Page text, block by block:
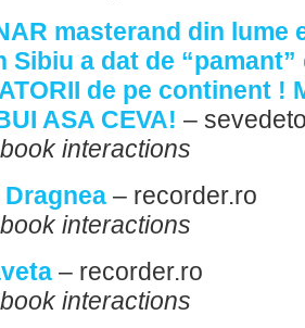
masterand din lume
Sibiu a dat de
de pe continent !
ASA CEVA! –
interactions
– recorder.ro
interactions
– recorder.ro
interactions